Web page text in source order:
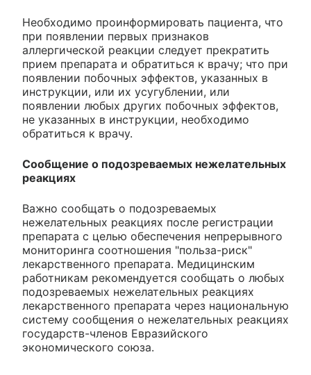
Необходимо проинформировать пациента, что
при появлении первых признаков
аллергической реакции следует прекратить
прием препарата и обратиться к врачу; что при
появлении побочных эффектов, указанных в
инструкции, или их усугублении, или
появлении любых других побочных эффектов,
не указанных в инструкции, необходимо
обратиться к врачу.
Сообщение о подозреваемых нежелательных
реакциях
Важно сообщать о подозреваемых
нежелательных реакциях после регистрации
препарата с целью обеспечения непрерывного
мониторинга соотношения "польза-риск"
лекарственного препарата. Медицинским
работникам рекомендуется сообщать о любых
подозреваемых нежелательных реакциях
лекарственного препарата через национальную
систему сообщения о нежелательных реакциях
государств-членов Евразийского
экономического союза.